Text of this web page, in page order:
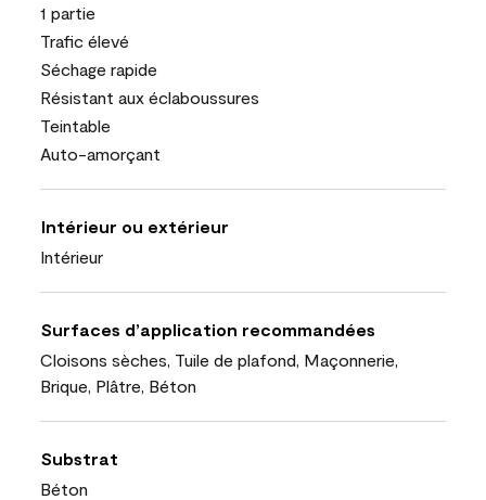
1 partie
Trafic élevé
Séchage rapide
Résistant aux éclaboussures
Teintable
Auto-amorçant
Intérieur ou extérieur
Intérieur
Surfaces d’application recommandées
Cloisons sèches, Tuile de plafond, Maçonnerie,
Brique, Plâtre, Béton
Substrat
Béton